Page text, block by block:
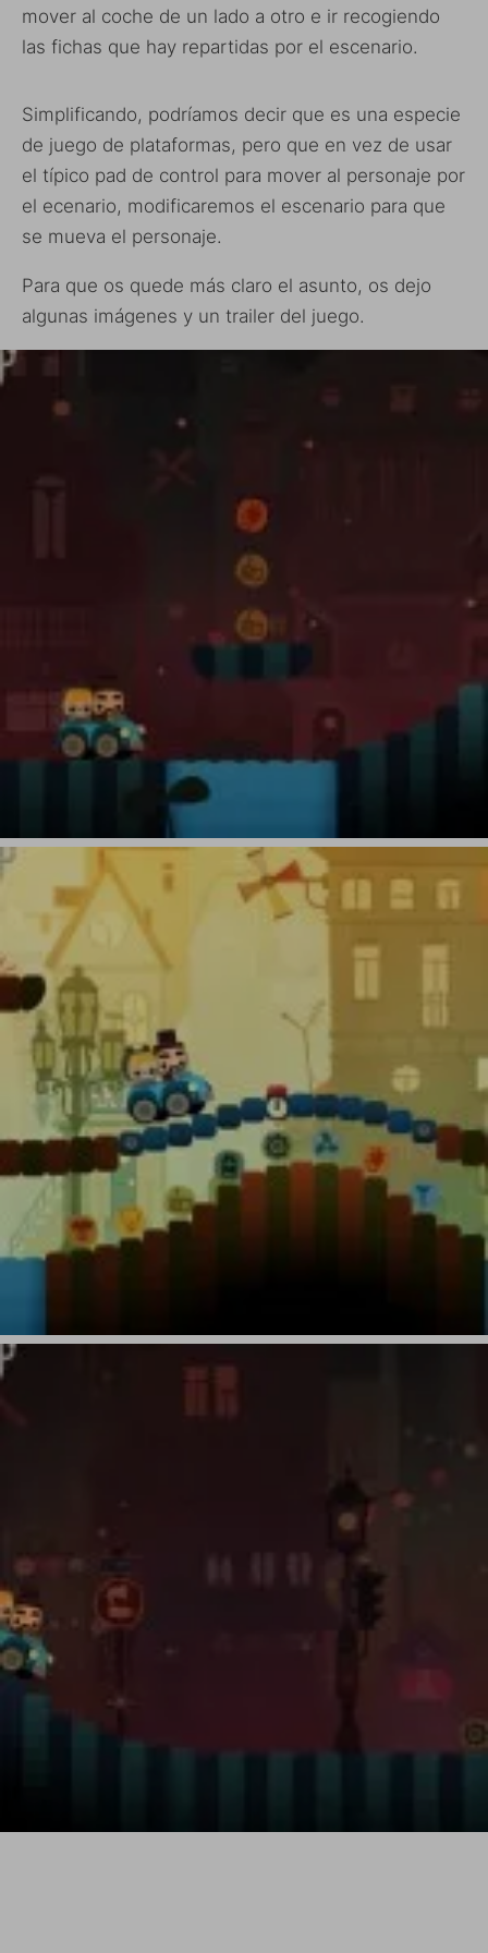
mover al coche de un lado a otro e ir recogiendo
las fichas que hay repartidas por el escenario.
Simplificando, podríamos decir que es una especie
de juego de plataformas, pero que en vez de usar
el típico pad de control para mover al personaje por
el ecenario, modificaremos el escenario para que
se mueva el personaje.
Para que os quede más claro el asunto, os dejo
algunas imágenes y un trailer del juego.